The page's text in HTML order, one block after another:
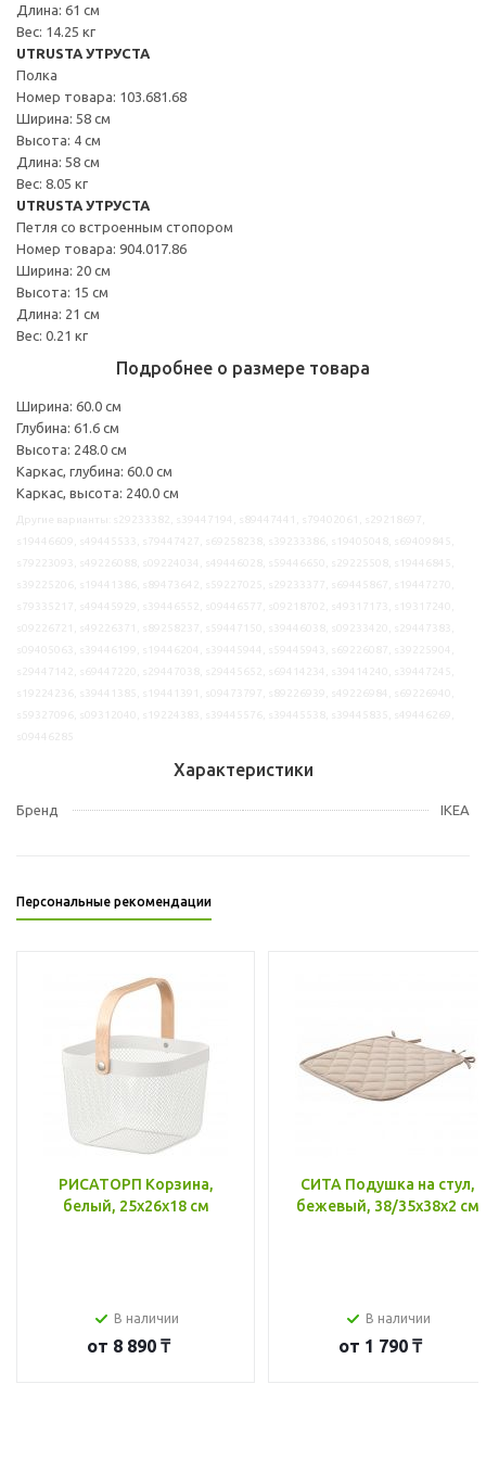
Длина: 61 см
Вес: 14.25 кг
UTRUSTA УТРУСТА
Полка
Номер товара: 103.681.68
Ширина: 58 см
Высота: 4 см
Длина: 58 см
Вес: 8.05 кг
UTRUSTA УТРУСТА
Петля со встроенным стопором
Номер товара: 904.017.86
Ширина: 20 см
Высота: 15 см
Длина: 21 см
Вес: 0.21 кг
Подробнее о размере товара
Ширина: 60.0 см
Глубина: 61.6 см
Высота: 248.0 см
Каркас, глубина: 60.0 см
Каркас, высота: 240.0 см
Характеристики
Бренд IKEA
Персональные рекомендации
РИСАТОРП Корзина,
белый, 25x26x18 см
В наличии
от 8 890 ₸
СИТА Подушка на стул,
бежевый, 38/35x38x2 см
В наличии
от 1 790 ₸